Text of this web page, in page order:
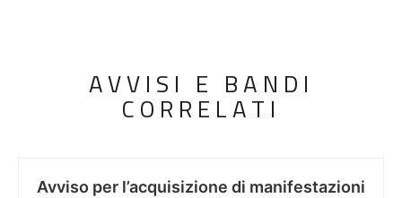
AVVISI E BANDI
CORRELATI
Avviso per l’acquisizione di manifestazioni